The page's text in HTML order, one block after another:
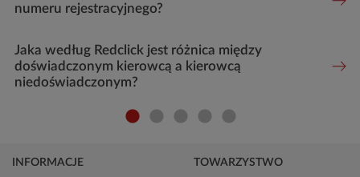
numeru rejestracyjnego?
Jaka według Redclick jest różnica między
doświadczonym kierowcą a kierowcą
niedoświadczonym?
INFORMACJE TOWARZYSTWO